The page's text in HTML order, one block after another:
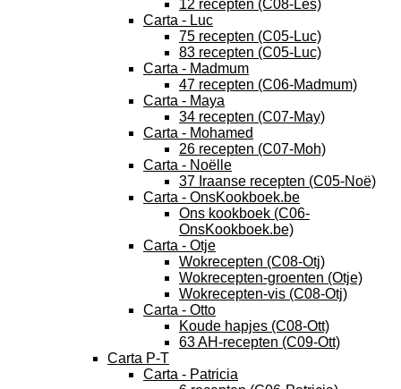
12 recepten (C08-Les)
Carta - Luc
75 recepten (C05-Luc)
83 recepten (C05-Luc)
Carta - Madmum
47 recepten (C06-Madmum)
Carta - Maya
34 recepten (C07-May)
Carta - Mohamed
26 recepten (C07-Moh)
Carta - Noëlle
37 Iraanse recepten (C05-Noë)
Carta - OnsKookboek.be
Ons kookboek (C06-
OnsKookboek.be)
Carta - Otje
Wokrecepten (C08-Otj)
Wokrecepten-groenten (Otje)
Wokrecepten-vis (C08-Otj)
Carta - Otto
Koude hapjes (C08-Ott)
63 AH-recepten (C09-Ott)
Carta P-T
Carta - Patricia